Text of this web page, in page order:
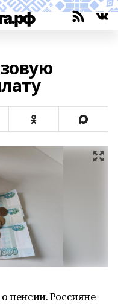
пенсии. Россияне